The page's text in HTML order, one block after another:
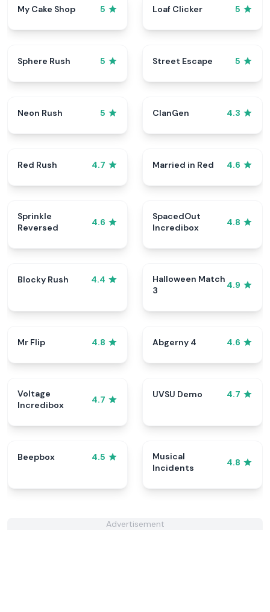
My Cake Shop 5 Loaf Clicker 5
Sphere Rush 5 Street Escape 5
Neon Rush 5 ClanGen 4.3
Red Rush 4.7 Married in Red 4.6
Sprinkle
Reversed
4.6
SpacedOut
Incredibox
4.8
Blocky Rush 4.4
Halloween Match
3
4.9
Mr Flip 4.8 Abgerny 4 4.6
Voltage
Incredibox
4.7
UVSU Demo 4.7
Beepbox 4.5
Musical
Incidents
4.8
Advertisement